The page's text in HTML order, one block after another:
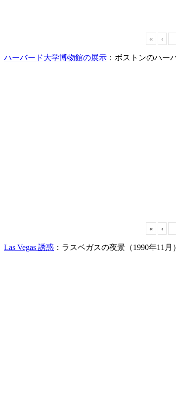
« ‹
ハーバード大学博物館の展示 ：ボストンのハー
« ‹
Las Vegas 誘惑 ：ラスベガスの夜景（1990年11月）